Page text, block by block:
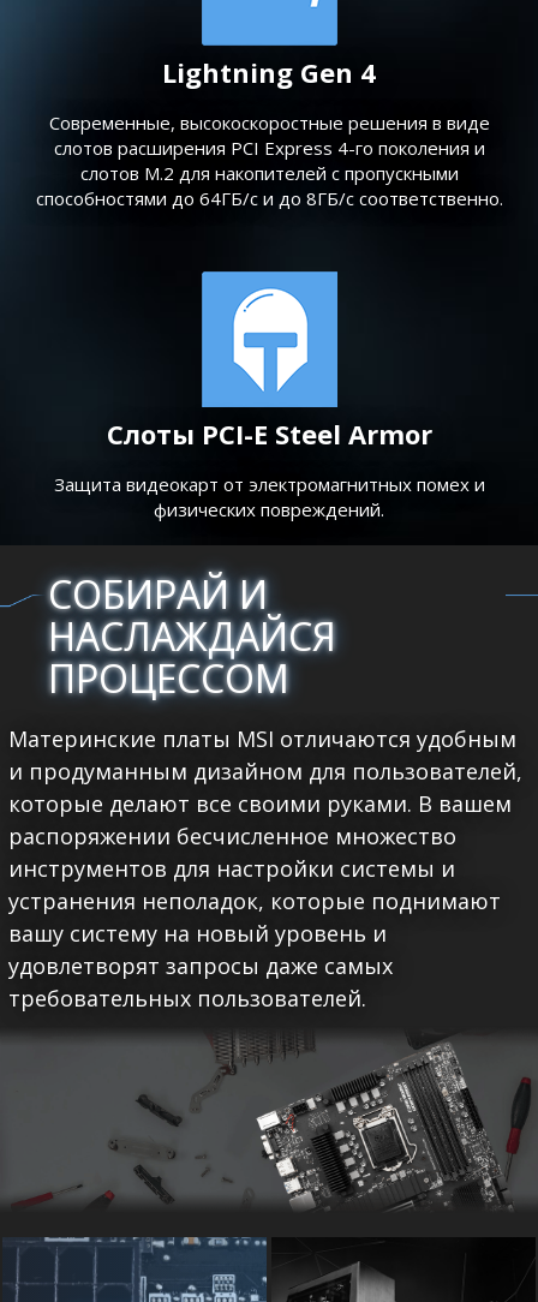
Lightning Gen 4
Современные, высокоскоростные решения в виде
слотов расширения PCI Express 4-го поколения и
слотов M.2 для накопителей с пропускными
способностями до 64ГБ/с и до 8ГБ/с соответственно.
Слоты PCI-E Steel Armor
Защита видеокарт от электромагнитных помех и
физических повреждений.
СОБИРАЙ И
НАСЛАЖДАЙСЯ
ПРОЦЕССОМ
Материнские платы MSI отличаются удобным
и продуманным дизайном для пользователей,
которые делают все своими руками. В вашем
распоряжении бесчисленное множество
инструментов для настройки системы и
устранения неполадок, которые поднимают
вашу систему на новый уровень и
удовлетворят запросы даже самых
требовательных пользователей.